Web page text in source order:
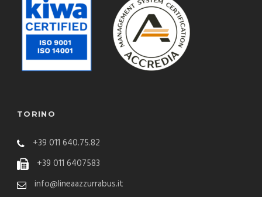
TORINO
+39 011 640.75.82
+39 011 6407583
info@lineaazzurrabus.it